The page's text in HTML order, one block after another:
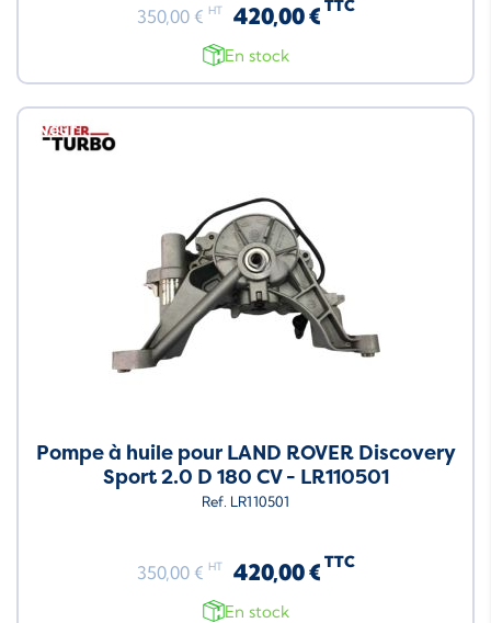
350,00 € HT 420,00 € TTC
En stock
Neuf
Pompe à huile pour LAND ROVER Discovery
Sport 2.0 D 180 CV - LR110501
Ref. LR110501
350,00 € HT 420,00 € TTC
En stock